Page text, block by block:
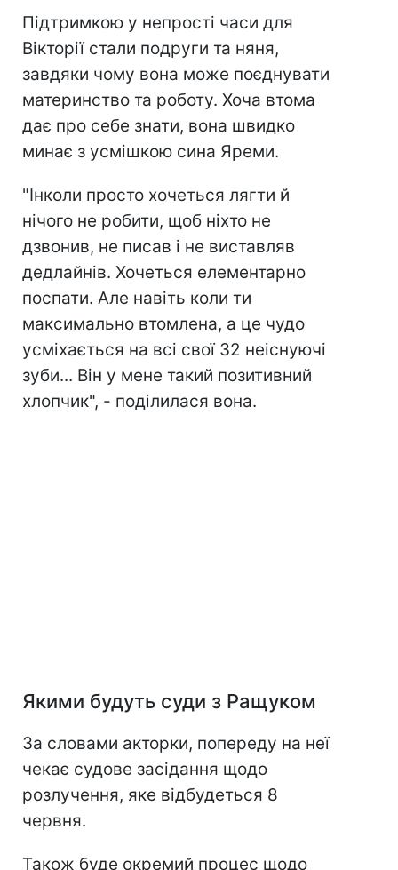
Підтримкою у непрості часи для
Вікторії стали подруги та няня,
завдяки чому вона може поєднувати
материнство та роботу. Хоча втома
дає про себе знати, вона швидко
минає з усмішкою сина Яреми.
"Інколи просто хочеться лягти й
нічого не робити, щоб ніхто не
дзвонив, не писав і не виставляв
дедлайнів. Хочеться елементарно
поспати. Але навіть коли ти
максимально втомлена, а це чудо
усміхається на всі свої 32 неіснуючі
зуби... Він у мене такий позитивний
хлопчик", - поділилася вона.
Якими будуть суди з Ращуком
За словами акторки, попереду на неї
чекає судове засідання щодо
розлучення, яке відбудеться 8
червня.
Також буде окремий процес щодо